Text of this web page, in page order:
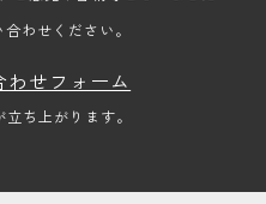
わせください。
せフォーム
ち上がります。